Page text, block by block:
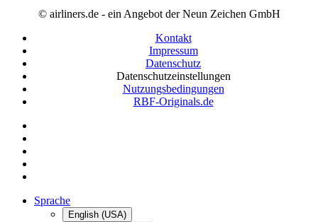
© airliners.de - ein Angebot der Neun Zeichen GmbH
Kontakt
Impressum
Datenschutz
Datenschutzeinstellungen
Nutzungsbedingungen
RBF-Originals.de
Sprache
English (USA)